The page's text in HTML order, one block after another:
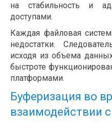
на стабильность и
доступами.
Каждая файловая
недостатки.
исходя из объема
быстроте
платформами.
Буферизация во
взаимодействии